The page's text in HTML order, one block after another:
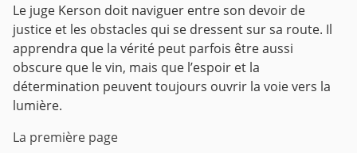
Le juge Kerson doit naviguer entre son devoir de
justice et les obstacles qui se dressent sur sa route. Il
apprendra que la vérité peut parfois être aussi
obscure que le vin, mais que l’espoir et la
détermination peuvent toujours ouvrir la voie vers la
lumière.
La première page